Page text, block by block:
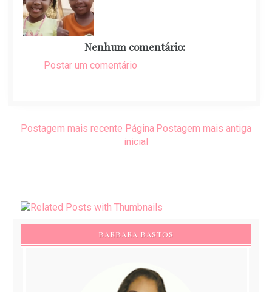
Nenhum comentário:
Postar um comentário
Postagem mais recente Postagem mais antiga
Página
inicial
BARBARA BASTOS